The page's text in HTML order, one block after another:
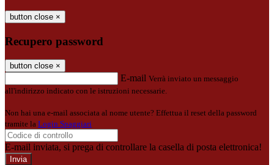
button close ×
Recupero password
button close ×
E-mail Verrà inviato un messaggio
all'indirizzo indicato con le istruzioni necessarie.
Non hai una e-mail associata al nome utente? Effettua il reset della password
tramite la Login Spaggiari
E-mail inviata, si prega di controllare la casella di posta elettronica!